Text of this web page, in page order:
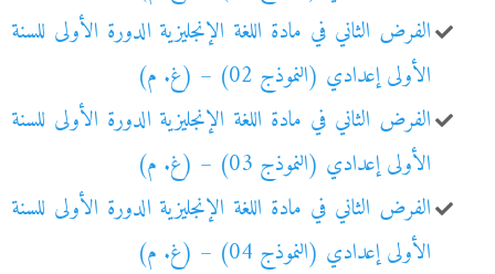
الفرض الثاني في مادة اللغة الإنجليزية الدورة الأولى للسنة
الأولى إعدادي (النموذج 02) – (غ. م)
الفرض الثاني في مادة اللغة الإنجليزية الدورة الأولى للسنة
الأولى إعدادي (النموذج 03) – (غ. م)
الفرض الثاني في مادة اللغة الإنجليزية الدورة الأولى للسنة
الأولى إعدادي (النموذج 04) – (غ. م)